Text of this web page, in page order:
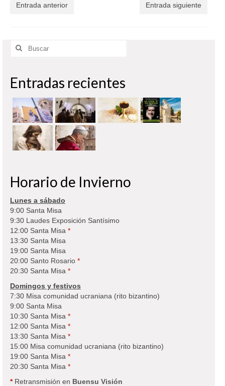
Entrada anterior Entrada siguiente
Entradas recientes
Horario de Invierno
Lunes a sábado
9:00 Santa Misa
9:30 Laudes Exposición Santísimo
12:00 Santa Misa *
13:30 Santa Misa
19:00 Santa Misa
20:00 Santo Rosario *
20:30 Santa Misa *
Domingos y festivos
7:30 Misa comunidad ucraniana (rito bizantino)
9:00 Santa Misa
10:30 Santa Misa *
12:00 Santa Misa *
13:30 Santa Misa *
15:00 Misa comunidad ucraniana (rito bizantino)
19:00 Santa Misa *
20:30 Santa Misa *
*Retransmisión en Buensu Visión